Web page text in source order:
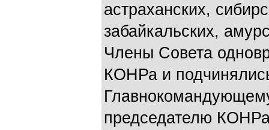
астраханских,
забайкальских,
Члены Совета
КОНРа и
председателю